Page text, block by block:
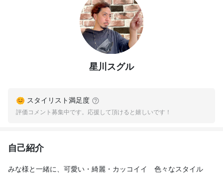
星川スグル
スタイリスト満足度
評価コメント募集中です。応援して頂けると嬉しいです！
自己紹介
みな様と一緒に、可愛い・綺麗・カッコイイ　色々なスタイル